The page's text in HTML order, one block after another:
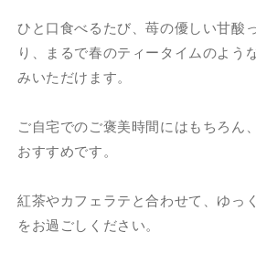
ひと口食べるたび、苺の優しい甘酸
り、まるで春のティータイムのよう
みいただけます。
ご自宅でのご褒美時間にはもちろん
おすすめです。
紅茶やカフェラテと合わせて、ゆっ
をお過ごしください。